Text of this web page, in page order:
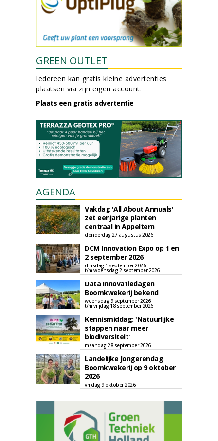
GREEN OUTLET
Iedereen kan gratis kleine advertenties
plaatsen via zijn eigen account.
Plaats een gratis advertentie
AGENDA
Vakdag 'All About Annuals'
zet eenjarige planten
centraal in Appeltern
donderdag 27 augustus 2026
DCM Innovation Expo op 1 en
2 september 2026
dinsdag 1 september 2026
t/m woensdag 2 september 2026
Data Innovatiedagen
Boomkwekerij bekend
woensdag 9 september 2026
t/m vrijdag 18 september 2026
Kennismiddag: 'Natuurlijke
stappen naar meer
biodiversiteit'
maandag 28 september 2026
Landelijke Jongerendag
Boomkwekerij op 9 oktober
2026
vrijdag 9 oktober 2026